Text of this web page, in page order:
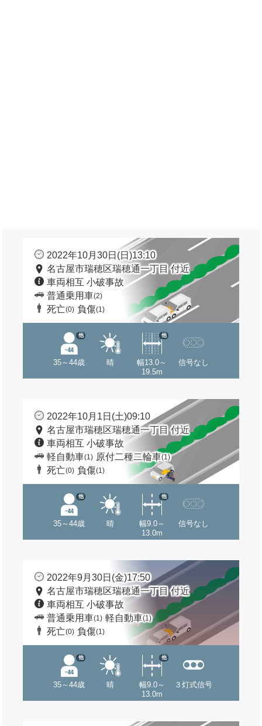
2022年10月30日(日)13:10
名古屋市瑞穂区瑞穂通一丁目 付近
車両相互 小破事故
普通乗用車(2)
死亡(0) 負傷(1)
35～44歳
他
晴
幅13.0～
19.5m
他
信号なし
2022年10月1日(土)09:10
名古屋市瑞穂区瑞穂通一丁目 付近
車両相互 小破事故
軽自動車(1) 原付二種二輪車(1)
死亡(0) 負傷(1)
35～44歳
他
晴
幅9.0～
13.0m
他
信号なし
2022年9月30日(金)17:50
名古屋市瑞穂区瑞穂通一丁目 付近
車両相互 小破事故
普通乗用車(1) 軽自動車(1)
死亡(0) 負傷(1)
35～44歳
他
晴
幅9.0～
13.0m
他
３灯式信号